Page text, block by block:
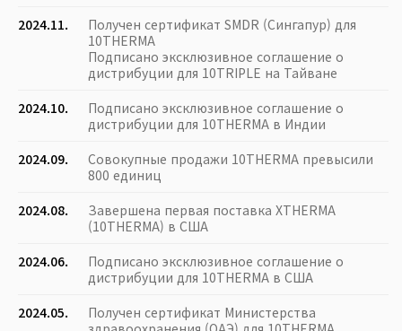
2024.11.
Получен сертификат SMDR (Сингапур) для
10THERMA
Подписано эксклюзивное соглашение о
дистрибуции для 10TRIPLE на Тайване
2024.10.
Подписано эксклюзивное соглашение о
дистрибуции для 10THERMA в Индии
2024.09.
Совокупные продажи 10THERMA превысили
800 единиц
2024.08.
Завершена первая поставка XTHERMA
(10THERMA) в США
2024.06.
Подписано эксклюзивное соглашение о
дистрибуции для 10THERMA в США
2024.05.
Получен сертификат Министерства